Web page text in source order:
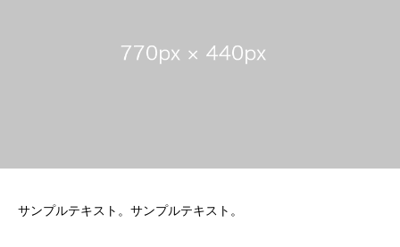
サンプルテキスト。サンプルテキスト。